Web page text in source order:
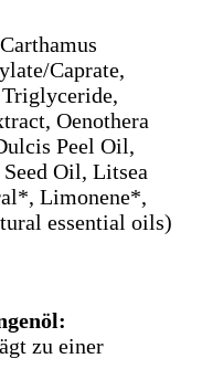
Caprate,
Oenothera
Peel Oil,
Oil, Litsea
Limonene*,
essential oils)
zu einer